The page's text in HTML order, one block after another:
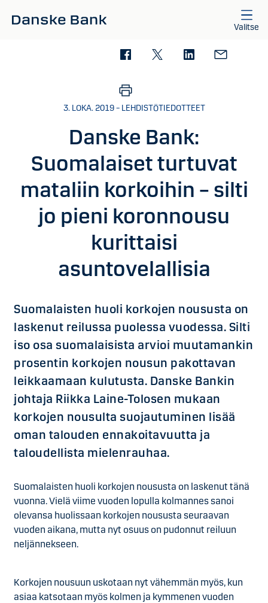
Valitse
3. LOKA. 2019 – LEHDISTÖTIEDOTTEET
Danske Bank:
Suomalaiset turtuvat
mataliin korkoihin – silti
jo pieni koronnousu
kurittaisi
asuntovelallisia
Suomalaisten huoli korkojen noususta on
laskenut reilussa puolessa vuodessa. Silti
iso osa suomalaisista arvioi muutamankin
prosentin korkojen nousun pakottavan
leikkaamaan kulutusta. Danske Bankin
johtaja Riikka Laine-Tolosen mukaan
korkojen nousulta suojautuminen lisää
oman talouden ennakoitavuutta ja
taloudellista mielenrauhaa.
Suomalaisten huoli korkojen noususta on laskenut tänä
vuonna. Vielä viime vuoden lopulla kolmannes sanoi
olevansa huolissaan korkojen noususta seuraavan
vuoden aikana, mutta nyt osuus on pudonnut reiluun
neljännekseen.
Korkojen nousuun uskotaan nyt vähemmän myös, kun
asiaa katsotaan myös kolmen ja kymmenen vuoden